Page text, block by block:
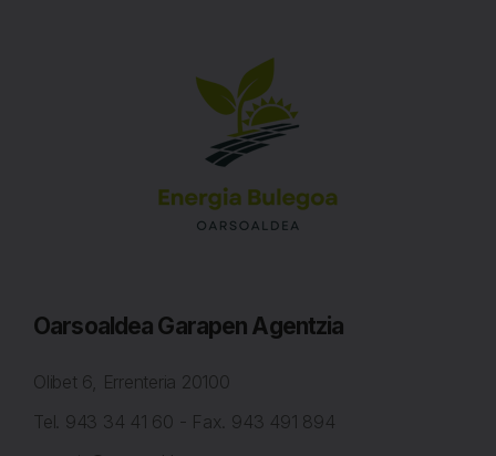
Oarsoaldea Garapen Agentzia
Olibet 6, Errenteria 20100
Tel. 943 34 41 60 - Fax. 943 491 894